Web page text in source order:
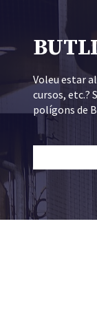
Voleu estar
cursos, etc.?
polígons de